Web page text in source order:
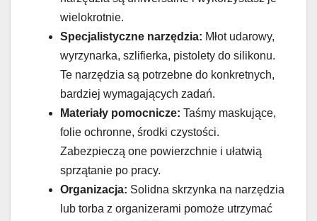
wielokrotnie.
Specjalistyczne narzędzia: Młot udarowy,
wyrzynarka, szlifierka, pistolety do silikonu.
Te narzędzia są potrzebne do konkretnych,
bardziej wymagających zadań.
Materiały pomocnicze: Taśmy maskujące,
folie ochronne, środki czystości.
Zabezpieczą one powierzchnie i ułatwią
sprzątanie po pracy.
Organizacja: Solidna skrzynka na narzędzia
lub torba z organizerami pomoże utrzymać